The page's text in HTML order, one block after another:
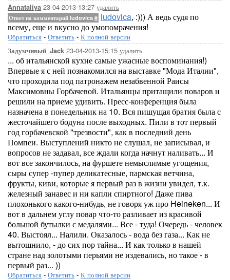
Annataliya 23-04-2013-13:27 удалить
Ответ на комментарий ludovica # ludovica, :))) А ведь судя по
всему, еще и вкусно до умопомрачения!
Обратиться - Ответить - К полной версии
Задумчивый_Jack 23-04-2013-15:15 удалить
... об итальянской кухне самые ужасные воспоминания!)
Впервые я с ней познакомился на выставке "Мода Италии",
что проходила под патронажем незабвенной Раисы
Максимовны Горбачевой. Итальянцы притащили поваров и
решили на приеме удивить. Пресс-конференция была
назначена в понедельник на 10. Вся пишущая братия была с
жесточайшего бодуна после выходных. Пили в тот первый
год горбачевской "трезвости", как в последний день
Помпеи. Выступлений никто не слушал, не записывал, и
вопросов не задавал, все ждали когда начнут наливать... И
вот все закончилось, на фуршете немыслимые угощения,
сыры супер -пупер деликатесные, пармская ветчина,
фрукты, киви, которые я первый раз в жизни увидел, т.к.
железный занавес и ни капли спиртного! Даже пива
плохонького какого-нибудь, не говоря уж про Heineken... И
вот в дальнем углу повар что-то разливает из красивой
большой бутылки с медалями... Все - туда! Очередь - человек
40. Выстоял... Налили. Оказалось - вода без газа... Как не
вытошнило, - до сих пор тайна... И как только в нашей
стране над золотыми перьями не издевались, но такое - в
первый раз... ))
Обратиться - Ответить - К полной версии